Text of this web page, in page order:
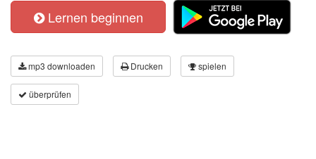
Lernen beginnen
mp3 downloaden Drucken spielen
überprüfen